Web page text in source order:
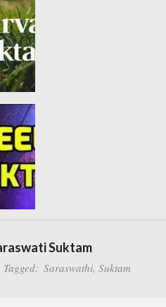
Suktam
Tagged: Saraswathi, Suktam